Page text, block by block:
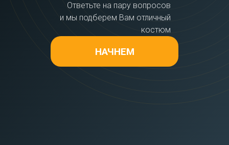
Ответьте на пару вопросов
и мы подберем Вам отличный
костюм
НАЧНЕМ